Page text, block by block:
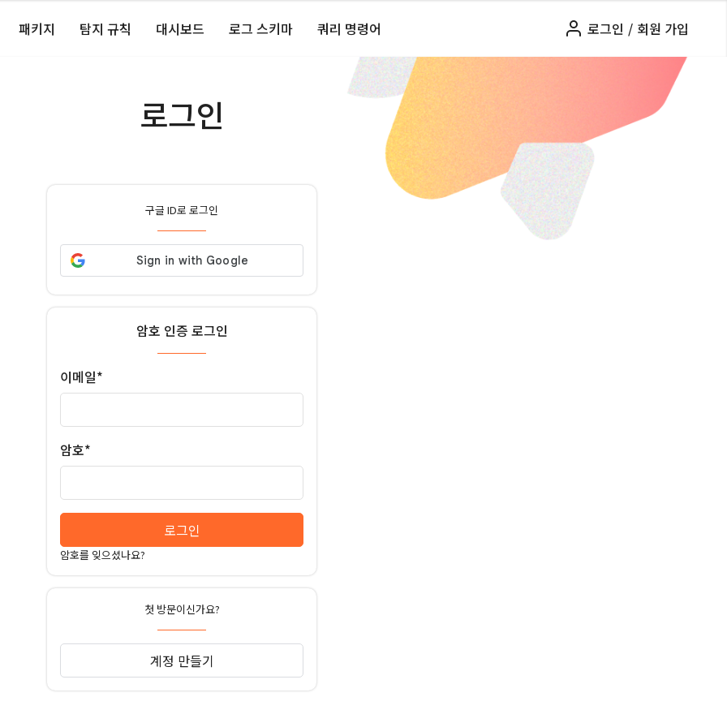
패키지 탐지 규칙 대시보드 로그 스키마 쿼리 명령어 로그인 / 회원 가입
로그인
구글 ID로 로그인
암호 인증 로그인
이메일*
암호*
로그인
암호를 잊으셨나요?
첫 방문이신가요?
계정 만들기